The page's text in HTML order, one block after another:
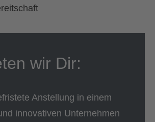
wir Dir:
Anstellung in einem
innovativen Unternehmen